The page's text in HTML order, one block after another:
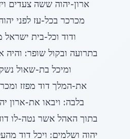
ארון-יהוה ששה צעדים
מכרכר בכל-עז לפני
ודוד וכל-בית ישראל
בתרועה ובקול שופר: והיה
ומיכל בת-שאול
את-המלך דוד מפזז
בלבה: ויבאו את-ארון
בתוך האהל אשר נטה-לו
יהוה ושלמים: ויכל דוד